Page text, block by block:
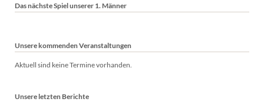
Das nächste Spiel unserer 1. Männer
Unsere kommenden Veranstaltungen
Aktuell sind keine Termine vorhanden.
Unsere letzten Berichte